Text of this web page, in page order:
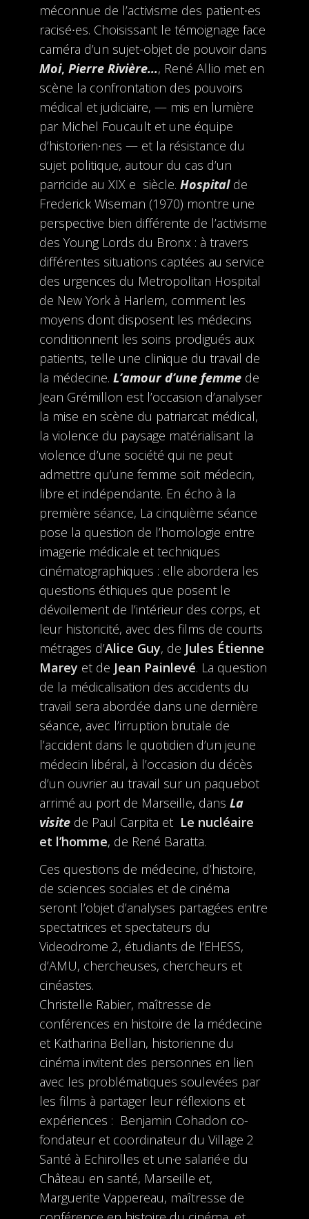
méconnue de l’activisme des patient∙es
racisé∙es. Choisissant le témoignage face
caméra d’un sujet-objet de pouvoir dans
Moi, Pierre Rivière…, René Allio met en
scène la confrontation des pouvoirs
médical et judiciaire, — mis en lumière
par Michel Foucault et une équipe
d’historien∙nes — et la résistance du
sujet politique, autour du cas d’un
parricide au XIX e siècle. Hospitalde
Frederick Wiseman (1970) montre une
perspective bien différente de l’activisme
des Young Lords du Bronx : à travers
différentes situations captées au service
des urgences du Metropolitan Hospital
de New York à Harlem, comment les
moyens dont disposent les médecins
conditionnent les soins prodigués aux
patients, telle une clinique du travail de
la médecine. L’amour d’une femmede
Jean Grémillon est l’occasion d’analyser
la mise en scène du patriarcat médical,
la violence du paysage matérialisant la
violence d’une société qui ne peut
admettre qu’une femme soit médecin,
libre et indépendante. En écho à la
première séance, La cinquième séance
pose la question de l’homologie entre
imagerie médicale et techniques
cinématographiques : elle abordera les
questions éthiques que posent le
dévoilement de l’intérieur des corps, et
leur historicité, avec des films de courts
métrages d’Alice Guy, de Jules Étienne
Marey et de Jean Painlevé. La question
de la médicalisation des accidents du
travail sera abordée dans une dernière
séance, avec l’irruption brutale de
l’accident dans le quotidien d’un jeune
médecin libéral, à l’occasion du décès
d’un ouvrier au travail sur un paquebot
arrimé au port de Marseille, dans La
visite de Paul Carpita et Le nucléaire
et l’homme, de René Baratta.
Ces questions de médecine, d’histoire,
de sciences sociales et de cinéma
seront l’objet d’analyses partagées entre
spectatrices et spectateurs du
Videodrome 2, étudiants de l’EHESS,
d’AMU, chercheuses, chercheurs et
cinéastes.
Christelle Rabier, maîtresse de
conférences en histoire de la médecine
et Katharina Bellan, historienne du
cinéma invitent des personnes en lien
avec les problématiques soulevées par
les films à partager leur réflexions et
expériences : Benjamin Cohadon co-
fondateur et coordinateur du Village 2
Santé à Echirolles et un·e salarié·e du
Château en santé, Marseille et,
Marguerite Vappereau, maîtresse de